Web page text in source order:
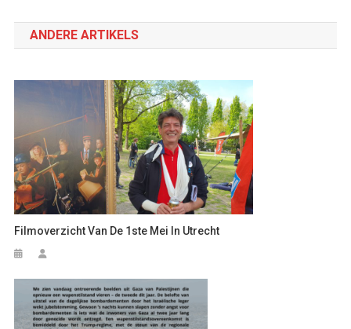
navigatie
ANDERE ARTIKELS
Filmoverzicht Van De 1ste Mei In Utrecht